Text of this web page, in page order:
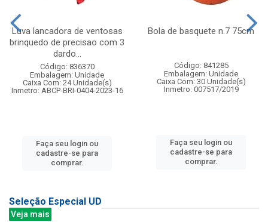
Luva lancadora de ventosas
brinquedo de precisao com 3
dardo...
Código: 836370
Embalagem: Unidade
Caixa Com: 24 Unidade(s)
Inmetro: ABCP-BRI-0404-2023-16
Faça seu login ou
cadastre-se para
comprar.
Bola de basquete n.7 75cm
Código: 841285
Embalagem: Unidade
Caixa Com: 30 Unidade(s)
Inmetro: 007517/2019
Faça seu login ou
cadastre-se para
comprar.
Seleção Especial UD
Veja mais